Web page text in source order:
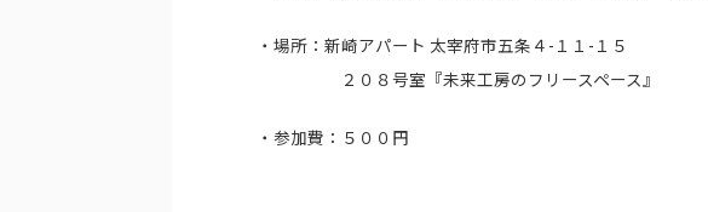
・場所：新崎アパート 太宰府市五条４-１１-１５
２０８号室『未来工房のフリースペース』
・参加費：５００円